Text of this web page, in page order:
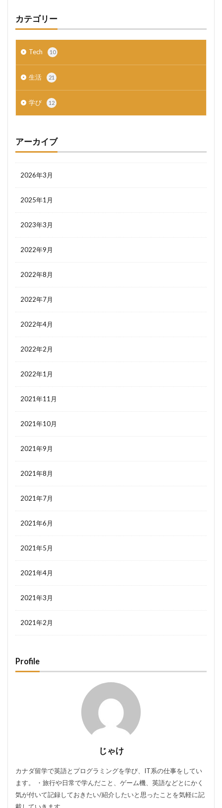
カテゴリー
Tech 10
生活 21
学び 12
アーカイブ
2026年3月
2025年1月
2023年3月
2022年9月
2022年8月
2022年7月
2022年4月
2022年2月
2022年1月
2021年11月
2021年10月
2021年9月
2021年8月
2021年7月
2021年6月
2021年5月
2021年4月
2021年3月
2021年2月
Profile
じゃけ
カナダ留学で英語とプログラミングを学び、IT系の仕事をしてい
ます。 ・旅行や日常で学んだこと、ゲーム機、英語などとにかく
気が付いて記録しておきたい/紹介したいと思ったことを気軽に記